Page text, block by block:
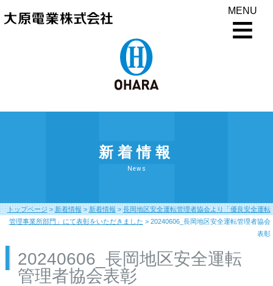
MENU
新着情報
News
トップページ> 新着情報 > 新着情報 > 長岡地区安全運転管理者協会より「優良安全運転
管理事業所部門」にて表彰をいただきました > 20240606_長岡地区安全運転管理者協会
表彰
20240606_長岡地区安全運転
管理者協会表彰